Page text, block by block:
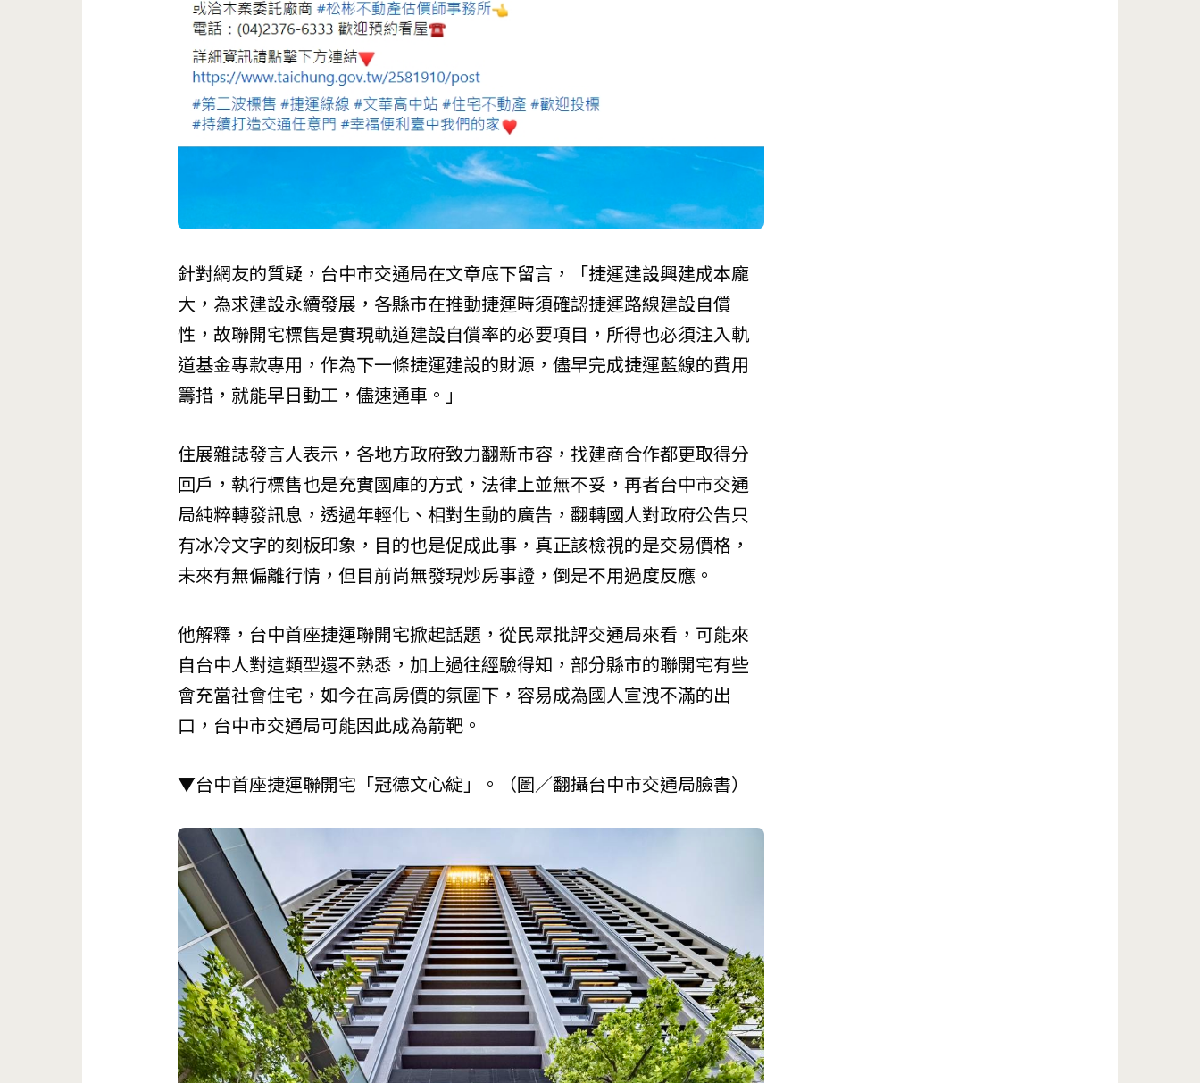
針對網友的質疑，台中市交通局在文章底下留言，「捷運建設興建成本龐
大，為求建設永續發展，各縣市在推動捷運時須確認捷運路線建設自償
性，故聯開宅標售是實現軌道建設自償率的必要項目，所得也必須注入軌
道基金專款專用，作為下一條捷運建設的財源，儘早完成捷運藍線的費用
籌措，就能早日動工，儘速通車。」
住展雜誌發言人表示，各地方政府致力翻新市容，找建商合作都更取得分
回戶，執行標售也是充實國庫的方式，法律上並無不妥，再者台中市交通
局純粹轉發訊息，透過年輕化、相對生動的廣告，翻轉國人對政府公告只
有冰冷文字的刻板印象，目的也是促成此事，真正該檢視的是交易價格，
未來有無偏離行情，但目前尚無發現炒房事證，倒是不用過度反應。
他解釋，台中首座捷運聯開宅掀起話題，從民眾批評交通局來看，可能來
自台中人對這類型還不熟悉，加上過往經驗得知，部分縣市的聯開宅有些
會充當社會住宅，如今在高房價的氛圍下，容易成為國人宣洩不滿的出
口，台中市交通局可能因此成為箭靶。
▼台中首座捷運聯開宅「冠德文心綻」。（圖／翻攝台中市交通局臉書）